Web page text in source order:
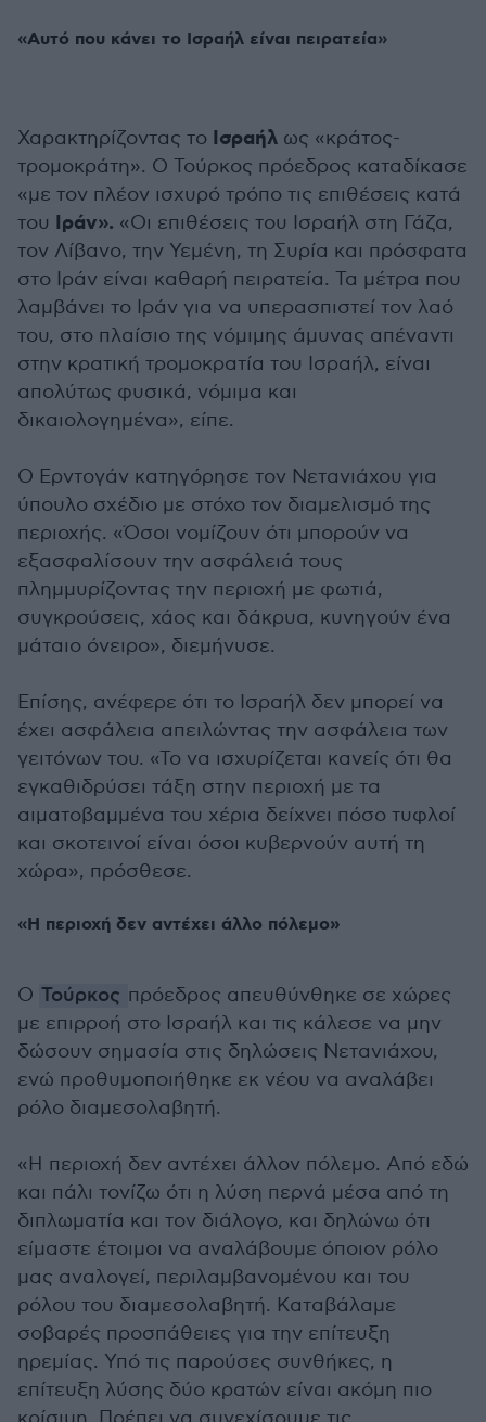
«Αυτό που κάνει το Ισραήλ είναι πειρατεία»
Χαρακτηρίζοντας το Ισραήλ ως «κράτος-
τρομοκράτη». Ο Τούρκος πρόεδρος καταδίκασε
«με τον πλέον ισχυρό τρόπο τις επιθέσεις κατά
του Ιράν». «Οι επιθέσεις του Ισραήλ στη Γάζα,
τον Λίβανο, την Υεμένη, τη Συρία και πρόσφατα
στο Ιράν είναι καθαρή πειρατεία. Τα μέτρα που
λαμβάνει το Ιράν για να υπερασπιστεί τον λαό
του, στο πλαίσιο της νόμιμης άμυνας απέναντι
στην κρατική τρομοκρατία του Ισραήλ, είναι
απολύτως φυσικά, νόμιμα και
δικαιολογημένα», είπε.
Ο Ερντογάν κατηγόρησε τον Νετανιάχου για
ύπουλο σχέδιο με στόχο τον διαμελισμό της
περιοχής. «Όσοι νομίζουν ότι μπορούν να
εξασφαλίσουν την ασφάλειά τους
πλημμυρίζοντας την περιοχή με φωτιά,
συγκρούσεις, χάος και δάκρυα, κυνηγούν ένα
μάταιο όνειρο», διεμήνυσε.
Επίσης, ανέφερε ότι το Ισραήλ δεν μπορεί να
έχει ασφάλεια απειλώντας την ασφάλεια των
γειτόνων του. «Το να ισχυρίζεται κανείς ότι θα
εγκαθιδρύσει τάξη στην περιοχή με τα
αιματοβαμμένα του χέρια δείχνει πόσο τυφλοί
και σκοτεινοί είναι όσοι κυβερνούν αυτή τη
χώρα», πρόσθεσε.
«Η περιοχή δεν αντέχει άλλο πόλεμο»
Ο Τούρκος πρόεδρος απευθύνθηκε σε χώρες
με επιρροή στο Ισραήλ και τις κάλεσε να μην
δώσουν σημασία στις δηλώσεις Νετανιάχου,
ενώ προθυμοποιήθηκε εκ νέου να αναλάβει
ρόλο διαμεσολαβητή.
«Η περιοχή δεν αντέχει άλλον πόλεμο. Από εδώ
και πάλι τονίζω ότι η λύση περνά μέσα από τη
διπλωματία και τον διάλογο, και δηλώνω ότι
είμαστε έτοιμοι να αναλάβουμε όποιον ρόλο
μας αναλογεί, περιλαμβανομένου και του
ρόλου του διαμεσολαβητή. Καταβάλαμε
σοβαρές προσπάθειες για την επίτευξη
ηρεμίας. Υπό τις παρούσες συνθήκες, η
επίτευξη λύσης δύο κρατών είναι ακόμη πιο